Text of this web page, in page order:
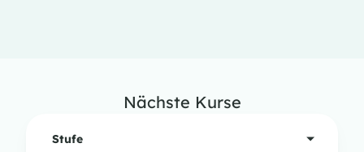
Nächste Kurse
Stufe